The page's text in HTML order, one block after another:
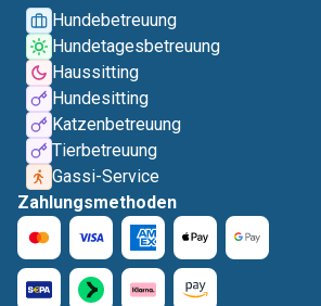
Hundebetreuung
Hundetagesbetreuung
Haussitting
Hundesitting
Katzenbetreuung
Tierbetreuung
Gassi-Service
Zahlungsmethoden